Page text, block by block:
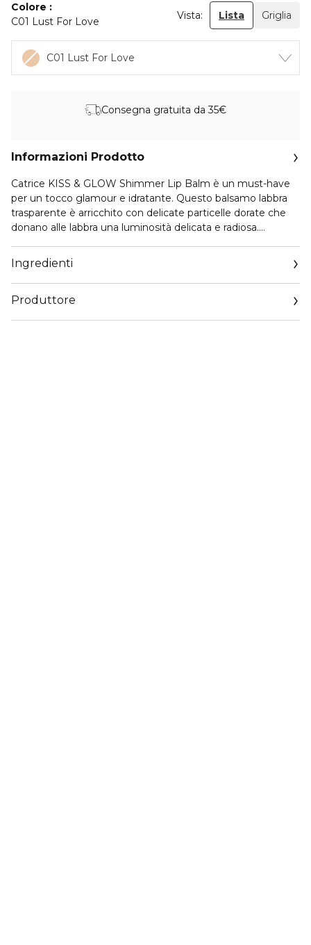
Colore
C01 Lust For Love
Vista: Lista Griglia
C01 Lust For Love
Consegna gratuita da 35€
Informazioni Prodotto
Catrice KISS & GLOW Shimmer Lip Balm è un must-have
per un tocco glamour e idratante. Questo balsamo labbra
trasparente è arricchito con delicate particelle dorate che
donano alle labbra una luminosità delicata e radiosa.
naturale delle labbra, questo balsamo mantiene le labbra
morbide e idratate per tutto il giorno. Confezionato in
un’accattivante packaging a forma di labbra, questo
balsamo è tanto divertente e stiloso quanto funzionale,
Ingredienti
Produttore